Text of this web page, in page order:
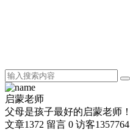
启蒙老师
父母是孩子最好的启蒙老师！
文章1372 留言 0 访客1357764